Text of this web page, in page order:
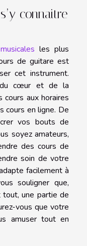
connaitre
les plus
de guitare est
cet instrument.
du cœur et de la
aux horaires
cours en ligne. De
vos bouts de
soyez amateurs,
des cours de
soin de votre
facilement à
souligner que,
une partie de
vous que votre
amuser tout en